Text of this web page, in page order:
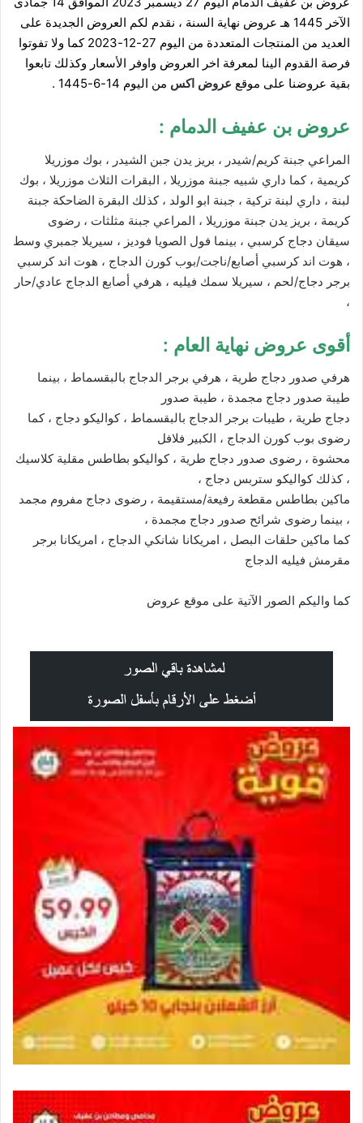
الآخر 1445 هـ عروض نهاية السنة ، نقدم لكم العروض الجديدة على
العديد من المنتجات المتعددة من اليوم 27-12-2023 كما ولا تفوتوا
فرصة القدوم الينا لمعرفة اخر العروض واوفر الأسعار وكذلك تابعوا
بقية عروضنا على موقع عروض اكس من اليوم 14-6-1445 .
عروض بن عفيف الدمام :
المراعي جبنة كريم/شيدر ، بريز يدن جبن الشيدر ، بوك موزريلا
كريمية ، كما داري شبيه جبنة موزريلا ، البقرات الثلاث موزريلا ، بوك
لبنة ، داري لبنة تركية ، جبنة ابو الولد ، كذلك البقرة الضاحكة جبنة
كريمة ، بريز يدن جبنة موزريلا ، المراعي جبنة مثلثات ، رضوى
سيقان دجاج كرسبي ، بينما فول الصويا فوديز ، سيريلا جمبري وسط
، هوت اند كرسبي أصابع/ناجت/بوب كورن الدجاج ، هوت اند كرسبي
برجر دجاج/لحم ، سيريلا سمك فيليه ، هرفي أصابع الدجاج عادي/حار
،
أقوى عروض نهاية العام :
هرفي صدور دجاج طرية ، هرفي برجر الدجاج بالبقسماط ، بينما
طيبة صدور دجاج مجمدة ، طيبة صدور
دجاج طرية ، طيبات برجر الدجاج بالبقسماط ، كواليكو دجاج ، كما
رضوى بوب كورن الدجاج ، الكبير فلافل
محشوة ، رضوى صدور دجاج طرية ، كواليكو بطاطس مقلية كلاسيك
، كذلك كواليكو ستربس دجاج ،
ماكين بطاطس مقطعة رفيعة/مستقيمة ، رضوى دجاج مفروم مجمد
، بينما رضوى شرائح صدور دجاج مجمدة ،
كما ماكين حلقات البصل ، امريكانا شانكي الدجاج ، امريكانا برجر
مقرمش فيليه الدجاج
كما واليكم الصور الآتية على موقع عروض